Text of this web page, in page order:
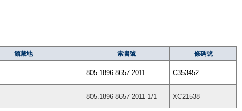
館藏地 索書號 條碼號
805.1896 8657 2011 C353452
805.1896 8657 2011 1/1 XC21538